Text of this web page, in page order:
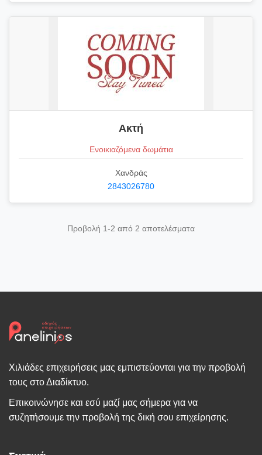
Ακτή
Ενοικιαζόμενα δωμάτια
Χανδράς
2843026780
Προβολή 1-2 από 2 αποτελέσματα
Χιλιάδες επιχειρήσεις μας εμπιστεύονται για την προβολή
τους στο Διαδίκτυο.
Επικοινώνησε και εσύ μαζί μας σήμερα για να
συζητήσουμε την προβολή της δική σου επιχείρησης.